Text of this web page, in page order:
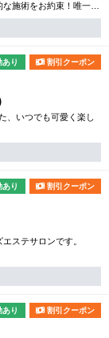
施術をお約束！唯一無
り 割引クーポン
、いつでも可愛く楽し
り 割引クーポン
ステサロンです。
り 割引クーポン